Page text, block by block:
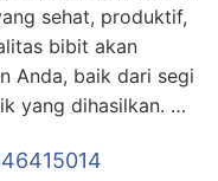
sehat, produktif,
bibit akan
Anda, baik dari segi
yang dihasilkan. …